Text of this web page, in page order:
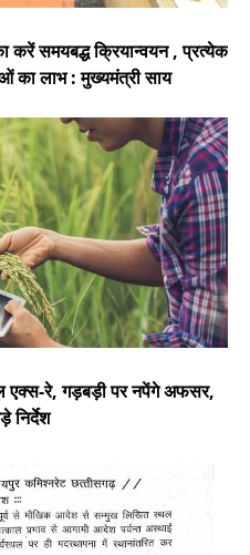
एक्स-रे, गड़बड़ी पर नपेंगे अफसर,
निर्देश
के हुए तबादले